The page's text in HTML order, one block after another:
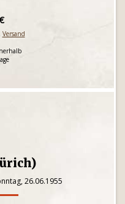
Versand
26.06.1955